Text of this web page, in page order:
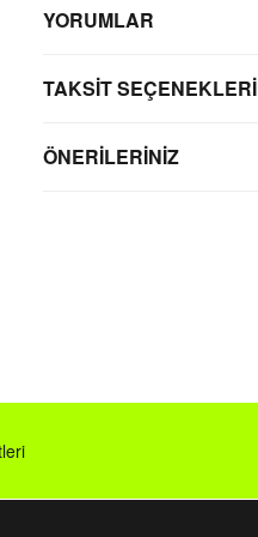
YORUMLAR
TAKSİT SEÇENEKLERİ
ÖNERİLERİNİZ